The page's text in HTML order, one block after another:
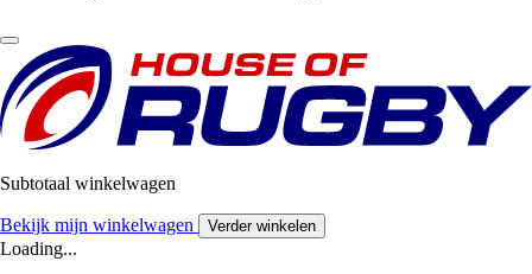
Subtotaal winkelwagen
Bekijk mijn winkelwagen Verder winkelen
Loading...